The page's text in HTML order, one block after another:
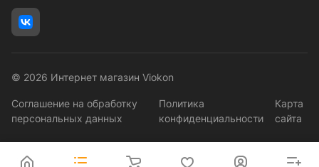
© 2026 Интернет магазин Viokon
Соглашение на обработку
персональных данных
Политика
конфиденциальности
Карта
сайта